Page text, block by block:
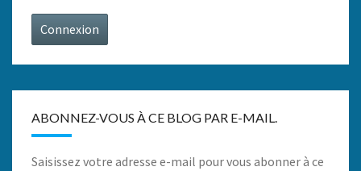
Connexion
ABONNEZ-VOUS À CE BLOG PAR E-MAIL.
Saisissez votre adresse e-mail pour vous abonner à ce